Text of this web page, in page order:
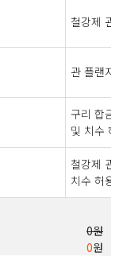
철강제 관
관 플랜지
구리 합금
및 치수 허
철강제 관
치수 허용
0원
0원